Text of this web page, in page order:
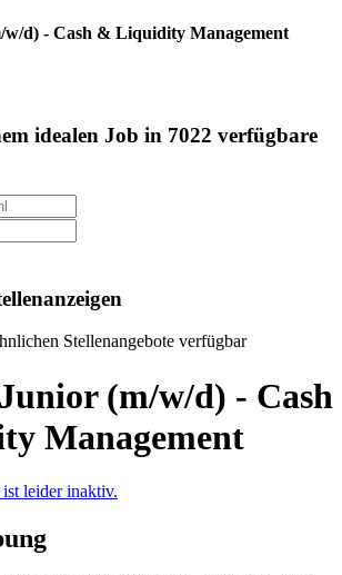
d) - Cash & Liquidity Management
idealen Job in 7022 verfügbare
Stellenangebote verfügbar
(m/w/d) - Cash
Management
leider inaktiv.